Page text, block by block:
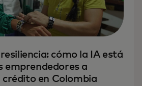
cómo la IA está
emprendedores a
crédito en Colombia